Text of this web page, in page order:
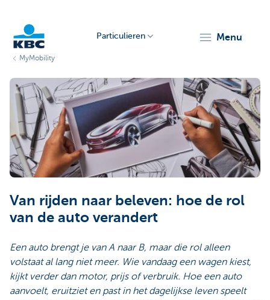
Particulieren
Particulieren menu
MyMobility
Van rijden naar beleven: hoe de rol
van de auto verandert
Een auto brengt je van A naar B, maar die rol alleen
volstaat al lang niet meer. Wie vandaag een wagen kiest,
kijkt verder dan motor, prijs of verbruik. Hoe een auto
aanvoelt, eruitziet en past in het dagelijkse leven speelt